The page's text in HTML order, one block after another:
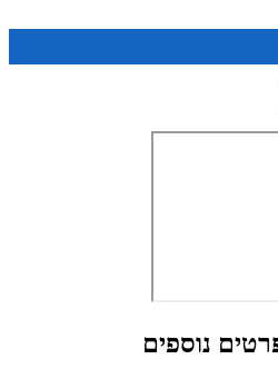
נוספים